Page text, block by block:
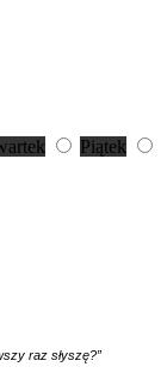
Piątek
raz słyszę?”